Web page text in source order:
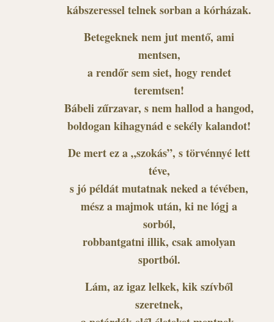
kábszeressel telnek sorban a kórházak.
Betegeknek nem jut mentő, ami
mentsen,
a rendőr sem siet, hogy rendet
teremtsen!
Bábeli zűrzavar, s nem hallod a hangod,
boldogan kihagynád e sekély kalandot!
De mert ez a „szokás”, s törvénnyé lett
téve,
s jó példát mutatnak neked a tévében,
mész a majmok után, ki ne lógj a
sorból,
robbantgatni illik, csak amolyan
sportból.
Lám, az igaz lelkek, kik szívből
szeretnek,